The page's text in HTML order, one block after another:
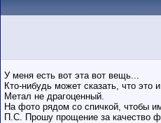
У меня есть вот эта вот вещь...
Кто-нибудь может сказать, что это
Метал не драгоценный.
На фото рядом со спичкой, чтобы
П.С. Прошу прощение за качество